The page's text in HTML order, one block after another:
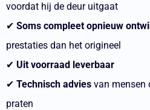
voordat hij de deur uitgaat
✔ Soms compleet opnieuw
prestaties dan het origineel
✔ Uit voorraad leverbaar
✔ Technisch advies van mensen
praten